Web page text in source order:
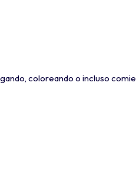
coloreando o incluso